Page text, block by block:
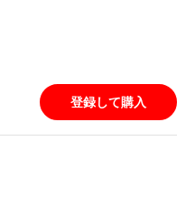
登録して購入